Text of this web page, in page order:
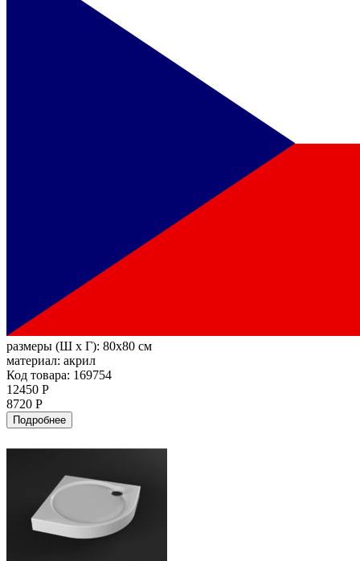
размеры (Ш х Г): 80x80 см
материал: акрил
Код товара: 169754
12450 Р
8720 Р
Подробнее